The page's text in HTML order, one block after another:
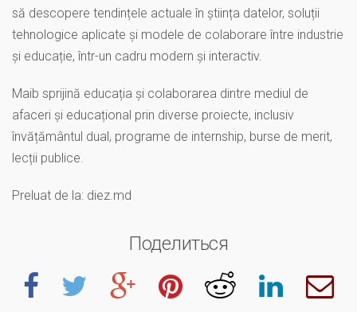
să descopere tendințele actuale în știința datelor, soluții
tehnologice aplicate și modele de colaborare între industrie
și educație, într-un cadru modern și interactiv.
Maib sprijină educația și colaborarea dintre mediul de
afaceri și educațional prin diverse proiecte, inclusiv
învățământul dual, programe de internship, burse de merit,
lecții publice.
Preluat de la: diez.md
Поделиться